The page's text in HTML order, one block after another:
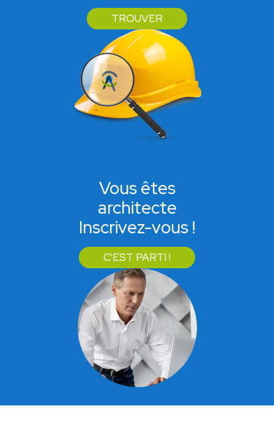
TROUVER
Vous êtes
architecte
Inscrivez-vous !
C'EST PARTI !